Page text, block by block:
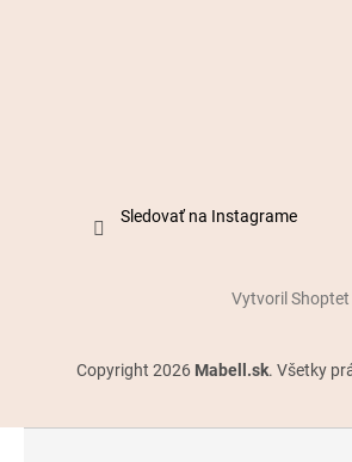
Sledovať na Instagrame
Vytvoril Shoptet
Copyright 2026 Mabell.sk. Všetky